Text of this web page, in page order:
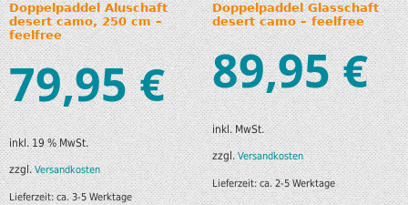
Doppelpaddel Aluschaft
desert camo, 250 cm –
feelfree
79,95€
inkl. 19 % MwSt.
zzgl.Versandkosten
Lieferzeit:ca. 3-5 Werktage
Doppelpaddel Glasschaft
desert camo – feelfree
89,95€
inkl. MwSt.
zzgl.Versandkosten
Lieferzeit:ca. 2-5 Werktage